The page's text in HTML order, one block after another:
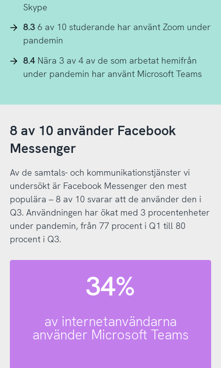
Skype
8.36 av 10 studerande har använt Zoom under
pandemin
8.4Nära 3 av 4 av de som arbetat hemifrån
under pandemin har använt Microsoft Teams
8 av 10 använder Facebook
Messenger
Av de samtals- och kommunikationstjänster vi
undersökt är Facebook Messenger den mest
populära – 8 av 10 svarar att de använder den i
Q3. Användningen har ökat med 3 procentenheter
under pandemin, från 77 procent i Q1 till 80
procent i Q3.
34%
av internetanvändarna
använder Microsoft Teams